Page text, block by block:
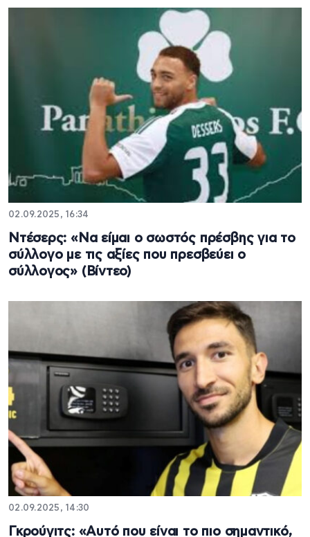
02.09.2025, 16:34
Ντέσερς: «Να είμαι ο σωστός πρέσβης για το
σύλλογο με τις αξίες που πρεσβεύει ο
σύλλογος» (Βίντεο)
02.09.2025, 14:30
Γκρούγιτς: «Αυτό που είναι το πιο σημαντικό,